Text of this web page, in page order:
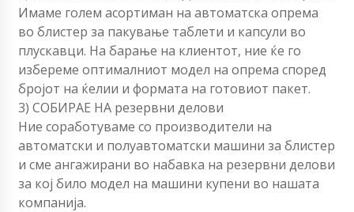
Имаме голем асортиман на автоматска опрема
во блистер за пакување таблети и капсули во
плускавци. На барање на клиентот, ние ќе го
избереме оптималниот модел на опрема според
бројот на ќелии и формата на готовиот пакет.
3) СОБИРАЕ НА резервни делови
Ние соработуваме со производители на
автоматски и полуавтоматски машини за блистер
и сме ангажирани во набавка на резервни делови
за кој било модел на машини купени во нашата
компанија.